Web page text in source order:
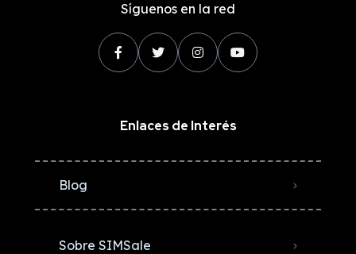
Síguenos en la red
Enlaces de Interés
Blog
Sobre SIMSale